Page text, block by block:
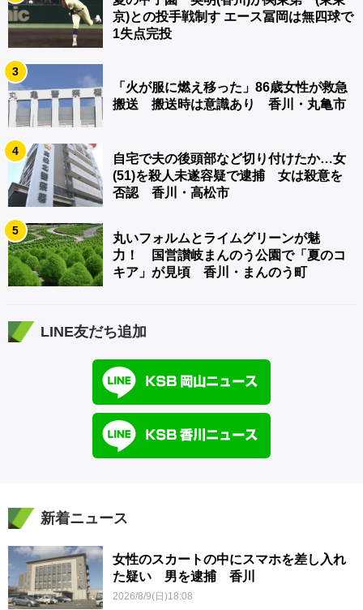
京)との投手戦制す エース冨岡は無四球で
1失点完投
3
「火が服に燃え移った」86歳女性が救急
搬送 搬送時は意識あり 香川・丸亀市
4
自宅で夫の後頭部など切り付けたか…女
(51)を殺人未遂容疑で逮捕 女は殺意を
否認 香川・高松市
5
丸いフォルムとライムグリーンが魅
力！ 国営讃岐まんのう公園で「夏のコ
キア」が見頃 香川・まんのう町
LINE友だち追加
新着ニュース
女性のスカートの中にスマホを差し入れ
た疑い 男を逮捕 香川
2026/8/9(日)18:08